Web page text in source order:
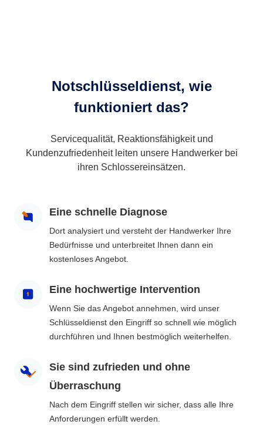
Notschlüsseldienst, wie
funktioniert das?
Servicequalität, Reaktionsfähigkeit und
Kundenzufriedenheit leiten unsere Handwerker bei
ihren Schlossereinsätzen.
Eine schnelle Diagnose
Dort analysiert und versteht der Handwerker Ihre
Bedürfnisse und unterbreitet Ihnen dann ein
kostenloses Angebot.
Eine hochwertige Intervention
Wenn Sie das Angebot annehmen, wird unser
Schlüsseldienst den Eingriff so schnell wie möglich
durchführen und Ihnen bestmöglich weiterhelfen.
Sie sind zufrieden und ohne
Überraschung
Nach dem Eingriff stellen wir sicher, dass alle Ihre
Anforderungen erfüllt werden.